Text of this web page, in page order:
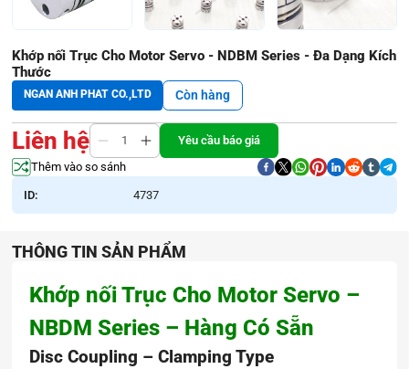
Khớp nối Trục Cho Motor Servo - NDBM Series - Đa Dạng Kích
Thước
NGAN ANH PHAT CO.,LTD Còn hàng
Liên hệ
Yêu cầu báo giá
Thêm vào so sánh
ID: 4737
THÔNG TIN SẢN PHẨM
Khớp nối Trục Cho Motor Servo –
NBDM Series – Hàng Có Sẵn
Disc Coupling – Clamping Type